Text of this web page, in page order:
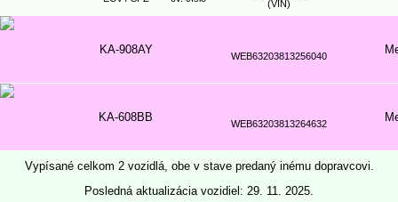
(VIN)
KA-908AY WEB63203813256040
KA-608BB WEB63203813264632
Vypísané celkom 2 vozidlá, obe v stave predaný inému dopravcovi.
Posledná aktualizácia vozidiel: 29. 11. 2025.